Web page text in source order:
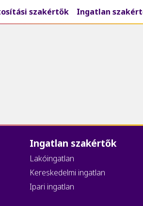
szakértők Ingatlan
Ingatlan szakértők
Lakóingatlan
Kereskedelmi ingatlan
Ipari ingatlan